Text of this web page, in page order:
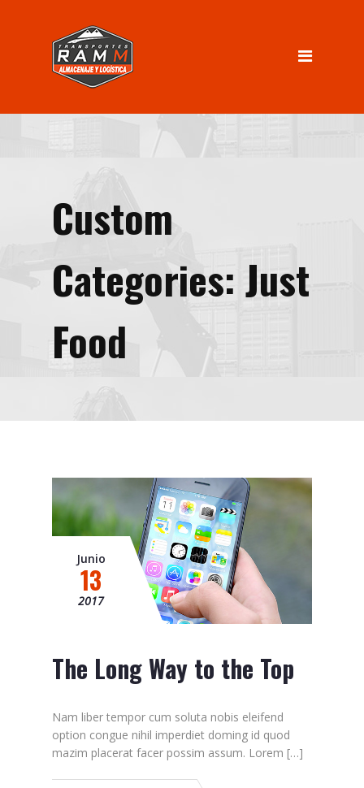
Servicios
Nosotros
INGRESO CLIENTES
Contacto
Custom
Categories: Just
Food
Junio
13
2017
The Long Way to the Top
Nam liber tempor cum soluta nobis eleifend
option congue nihil imperdiet doming id quod
mazim placerat facer possim assum. Lorem […]